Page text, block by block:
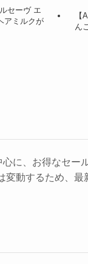
セーヴ エ
アミルクが
ん
に、お得なセー
変動するため、最